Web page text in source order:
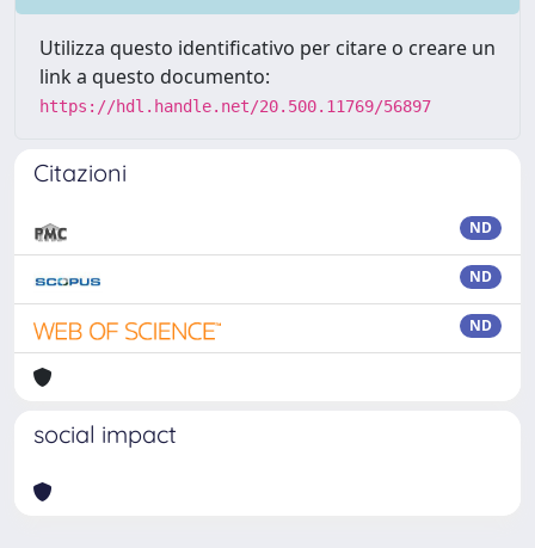
Utilizza questo identificativo per citare o creare un
link a questo documento:
https://hdl.handle.net/20.500.11769/56897
Citazioni
ND
ND
ND
social impact